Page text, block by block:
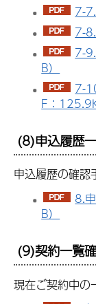
7-
7-
7-
B）
7-
F：
(8)申込履歴
申込履歴の確認
8.
B）
(9)契約一覧
現在ご契約中の